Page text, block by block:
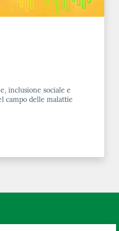
inclusione sociale e
campo delle malattie